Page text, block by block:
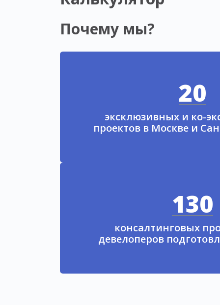
Почему мы?
20
эксклюзивных и ко-
проектов в Москве и
130
консалтинговых
девелоперов